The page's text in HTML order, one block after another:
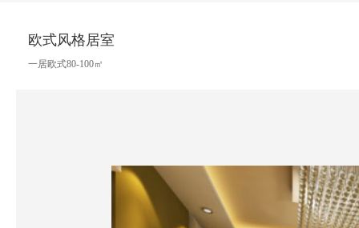
欧式风格居室
一居欧式80-100㎡